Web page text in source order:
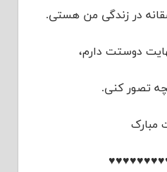
در زندگی من هستی.
دوستت دارم،
تصور کنی.
مبارک